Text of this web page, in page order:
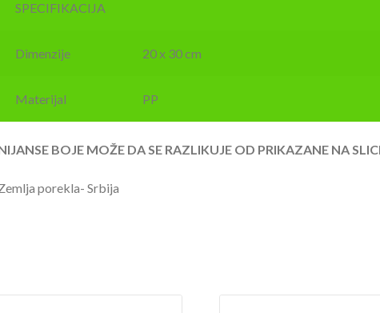
SPECIFIKACIJA
Dimenzije 20 x 30 cm
Materijal PP
BOJE MOŽE DA SE RAZLIKUJE OD PRIKAZANE NA SLICI
porekla- Srbija